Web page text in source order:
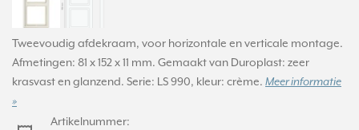
Tweevoudig afdekraam, voor horizontale en verticale montage.
Afmetingen: 81 x 152 x 11 mm. Gemaakt van Duroplast: zeer
krasvast en glanzend. Serie: LS 990, kleur: crème. Meer informatie
»
Artikelnummer: